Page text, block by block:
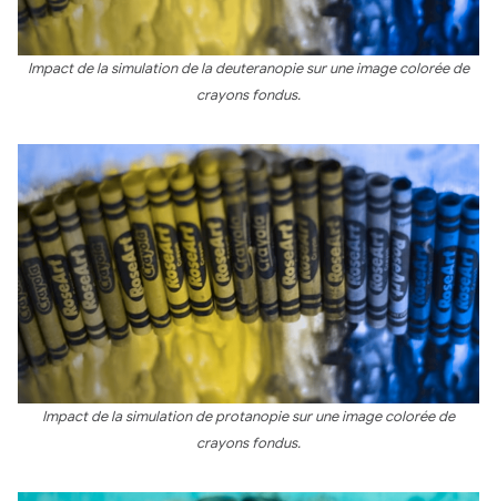
Impact de la simulation de la deuteranopie sur une image colorée de
crayons fondus.
Impact de la simulation de protanopie sur une image colorée de
crayons fondus.